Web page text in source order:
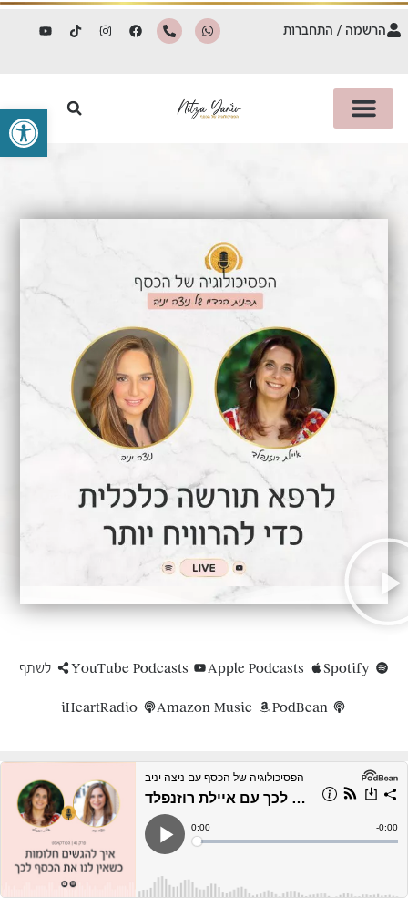
פתח
הרשמה / התחברות
Spotify
Apple Podcasts
YouTube Podcasts לשתף
PodBean
Amazon Music
iHeartRadio